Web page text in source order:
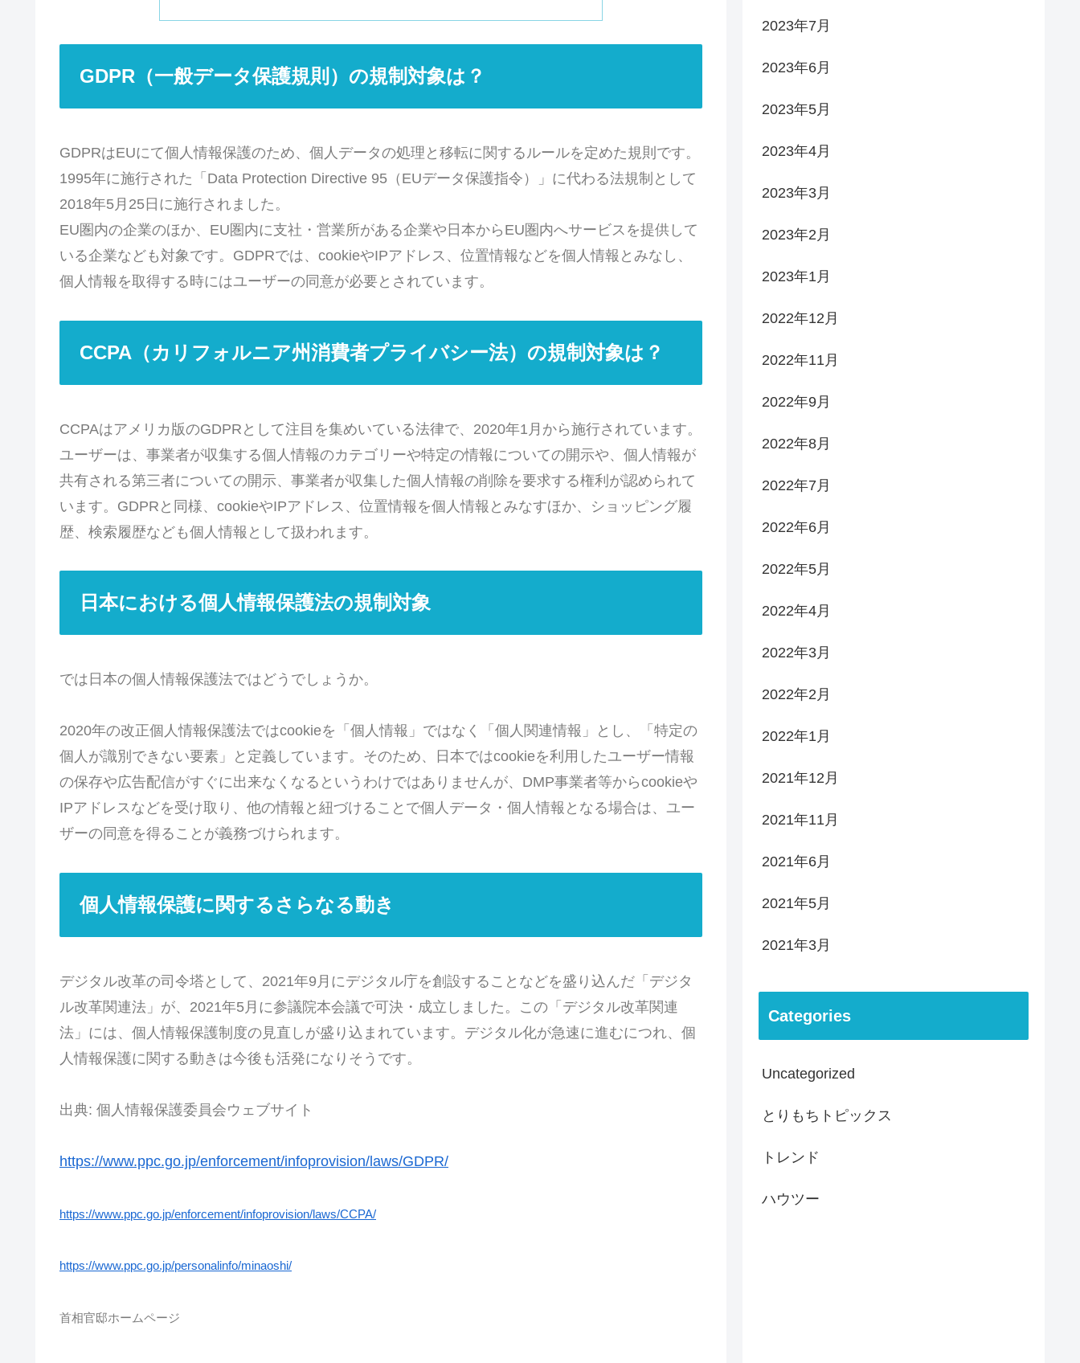
GDPR（一般データ保護規則）の規制対象は？
GDPRはEUにて個人情報保護のため、個人データの処理と移転に関するルールを定めた規則です。
1995年に施行された「Data Protection Directive 95（EUデータ保護指令）」に代わる法規制として
2018年5月25日に施行されました。
EU圏内の企業のほか、EU圏内に支社・営業所がある企業や日本からEU圏内へサービスを提供して
いる企業なども対象です。GDPRでは、cookieやIPアドレス、位置情報などを個人情報とみなし、
個人情報を取得する時にはユーザーの同意が必要とされています。
CCPA（カリフォルニア州消費者プライバシー法）の規制対象は？
CCPAはアメリカ版のGDPRとして注目を集めいている法律で、2020年1月から施行されています。
ユーザーは、事業者が収集する個人情報のカテゴリーや特定の情報についての開示や、個人情報が
共有される第三者についての開示、事業者が収集した個人情報の削除を要求する権利が認められて
います。GDPRと同様、cookieやIPアドレス、位置情報を個人情報とみなすほか、ショッピング履
歴、検索履歴なども個人情報として扱われます。
日本における個人情報保護法の規制対象
では日本の個人情報保護法ではどうでしょうか。
2020年の改正個人情報保護法ではcookieを「個人情報」ではなく「個人関連情報」とし、「特定の
個人が識別できない要素」と定義しています。そのため、日本ではcookieを利用したユーザー情報
の保存や広告配信がすぐに出来なくなるというわけではありませんが、DMP事業者等からcookieや
IPアドレスなどを受け取り、他の情報と紐づけることで個人データ・個人情報となる場合は、ユー
ザーの同意を得ることが義務づけられます。
個人情報保護に関するさらなる動き
デジタル改革の司令塔として、2021年9月にデジタル庁を創設することなどを盛り込んだ「デジタ
ル改革関連法」が、2021年5月に参議院本会議で可決・成立しました。この「デジタル改革関連
法」には、個人情報保護制度の見直しが盛り込まれています。デジタル化が急速に進むにつれ、個
人情報保護に関する動きは今後も活発になりそうです。
出典: 個人情報保護委員会ウェブサイト
https://www.ppc.go.jp/enforcement/infoprovision/laws/GDPR/
https://www.ppc.go.jp/enforcement/infoprovision/laws/CCPA/
https://www.ppc.go.jp/personalinfo/minaoshi/
首相官邸ホームページ
2023年7月
2023年6月
2023年5月
2023年4月
2023年3月
2023年2月
2023年1月
2022年12月
2022年11月
2022年9月
2022年8月
2022年7月
2022年6月
2022年5月
2022年4月
2022年3月
2022年2月
2022年1月
2021年12月
2021年11月
2021年6月
2021年5月
2021年3月
Categories
Uncategorized
とりもちトピックス
トレンド
ハウツー